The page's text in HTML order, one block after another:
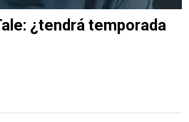
¿tendrá temporada